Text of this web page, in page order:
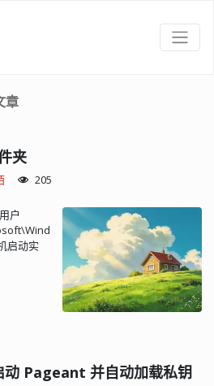
章
夹
205
户
启动实
放在自
Pageant 并自动加载私钥